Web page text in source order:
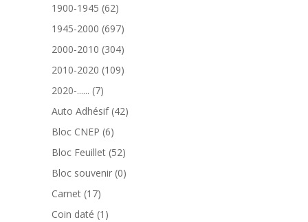
1900-1945 6262
produits
1945-2000 697697
produits
2000-2010 304304
produits
2010-2020 109109
2020-...... 77
produits
Auto Adhésif 4242
Bloc CNEP 66
produits
Bloc Feuillet 5252
produits
Bloc souvenir 00
Carnet 1717
produits
Coin daté 1 1